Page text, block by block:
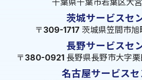
千葉県千葉市若葉区大
茨城サービスセ
〒309-1717 茨城県笠間市
長野サービスセ
〒380-0921 長野県長野市大字
名古屋サービスセ